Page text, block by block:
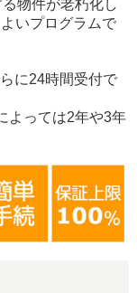
物件が老朽化し
いプログラムで
に24時間受付で
よっては2年や3年